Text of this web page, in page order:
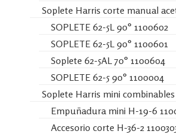
Soplete Harris corte manual
SOPLETE 62-5L 90° 1100602
SOPLETE 62-5L 90° 1100601
Soplete 62-5AL 70° 1100604
SOPLETE 62-5 90° 1100004
Soplete Harris mini combinables
Empuñadura mini H-19-6
Accesorio corte H-36-2